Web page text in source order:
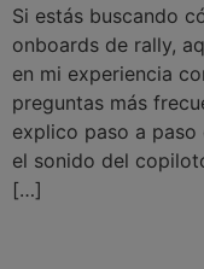
Si estás buscando
onboards de rally,
en mi experiencia
preguntas más
explico paso a
el sonido del
[…]